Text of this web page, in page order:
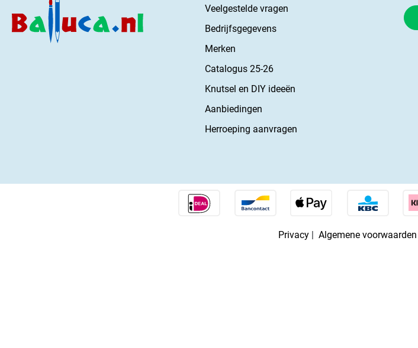
Veelgestelde vragen
Bedrijfsgegevens
Merken
Catalogus 25-26
Knutsel en DIY ideeën
Aanbiedingen
Herroeping aanvragen
Privacy| Algemene voorwaarden